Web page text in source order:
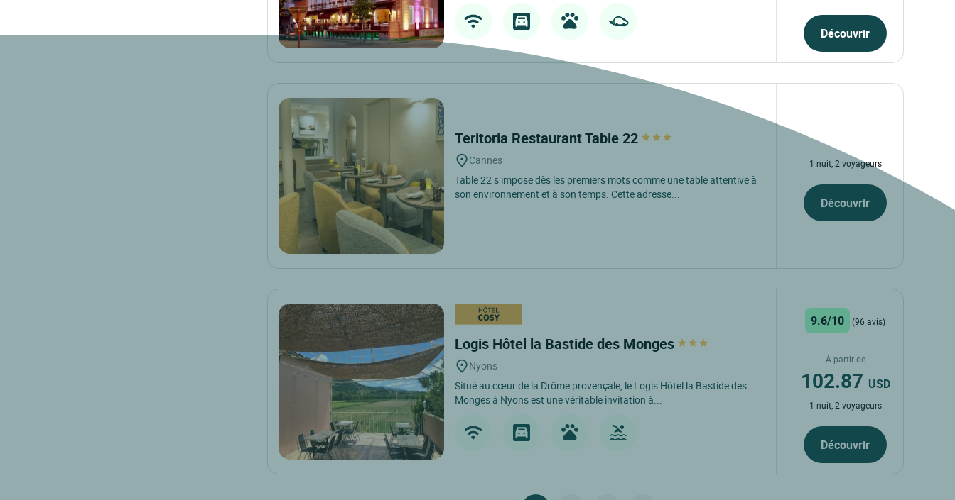
Découvrir
Teritoria Restaurant Table 22
Cannes
Table 22 s’impose dès les premiers mots comme une table attentive à
son environnement et à son temps. Cette adresse...
1 nuit, 2 voyageurs
Découvrir
Logis Hôtel la Bastide des Monges
Nyons
Situé au cœur de la Drôme provençale, le Logis Hôtel la Bastide des
Monges à Nyons est une véritable invitation à...
9.6/10 (96 avis)
À partir de
102.87 USD
1 nuit, 2 voyageurs
Découvrir